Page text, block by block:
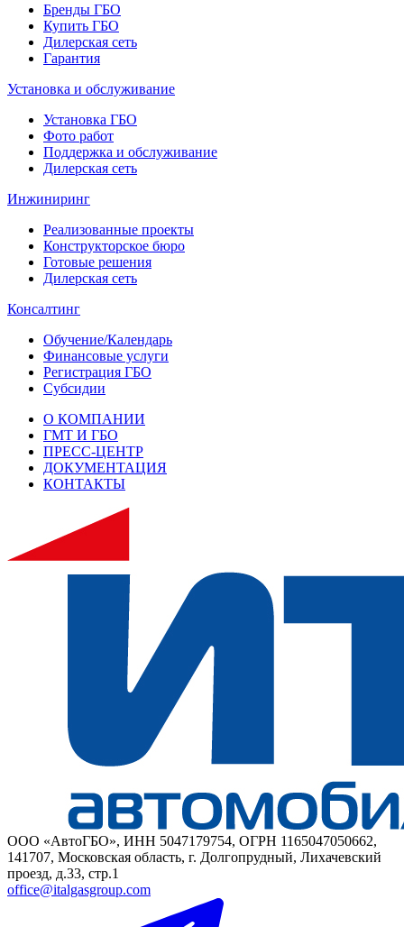
Бренды ГБО
Купить ГБО
Дилерская сеть
Гарантия
Установка и обслуживание
Установка ГБО
Фото работ
Поддержка и обслуживание
Дилерская сеть
Инжиниринг
Реализованные проекты
Конструкторское бюро
Готовые решения
Дилерская сеть
Консалтинг
Обучение/Календарь
Финансовые услуги
Регистрация ГБО
Субсидии
О КОМПАНИИ
ГМТ И ГБО
ПРЕСС-ЦЕНТР
ДОКУМЕНТАЦИЯ
КОНТАКТЫ
ООО «АвтоГБО», ИНН 5047179754, ОГРН 1165047050662,
141707, Московская область, г. Долгопрудный, Лихачевский
проезд, д.33, стр.1
office@italgasgroup.com